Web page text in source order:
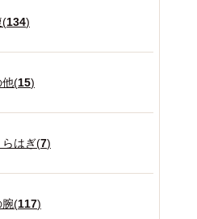
(134)
他(15)
らはぎ(7)
腕(117)